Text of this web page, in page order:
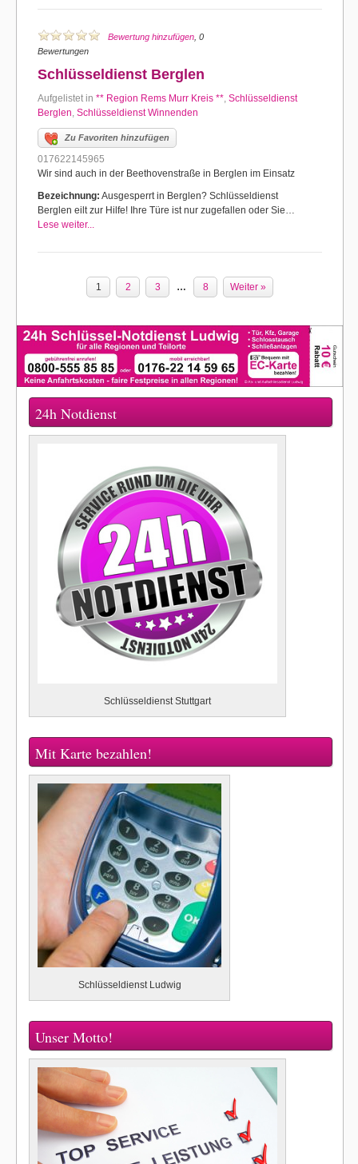
Bewertung hinzufügen , 0
Bewertungen
Schlüsseldienst Berglen
Aufgelistet in ** Region Rems Murr Kreis **, Schlüsseldienst
Berglen, Schlüsseldienst Winnenden
Zu Favoriten hinzufügen
017622145965
Wir sind auch in der Beethovenstraße in Berglen im Einsatz
Bezeichnung: Ausgesperrt in Berglen? Schlüsseldienst
Berglen eilt zur Hilfe! Ihre Türe ist nur zugefallen oder Sie…
Lese weiter...
1 2 3 … 8 Weiter »
24h Notdienst
Schlüsseldienst Stuttgart
Mit Karte bezahlen!
Schlüsseldienst Ludwig
Unser Motto!